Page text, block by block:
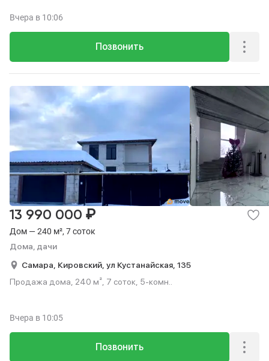
Позвонить
Вчера в 10:06
Дом — 240 м², 7 соток
Дома, дачи
13 990 000 ₽
Самара, Кировский, ул Кустанайская, 135
Продажа дома, 240 м², 7 соток, 5-комн..
Позвонить
Вчера в 10:05